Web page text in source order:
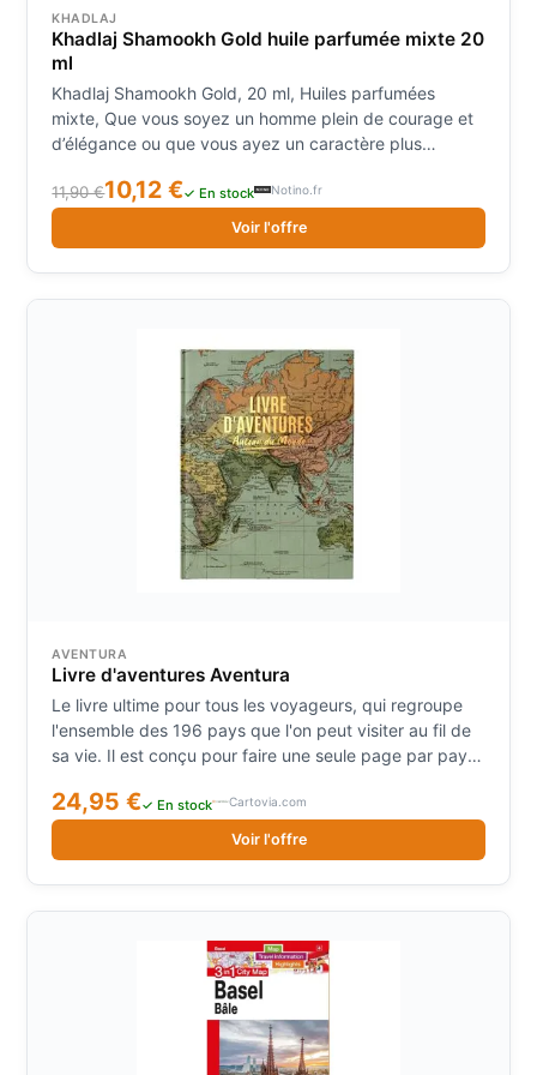
KHADLAJ
Khadlaj Shamookh Gold huile parfumée mixte 20
ml
Khadlaj Shamookh Gold, 20 ml, Huiles parfumées
mixte, Que vous soyez un homme plein de courage et
d’élégance ou que vous ayez un caractère plus
Shamookh Gold saura mettre en évidence ce que vous
souhaitez faire voir au monde qui vous entoure. parfum
floral parfum gourmand
11,90 €10,12 €✓ En stock Notino.fr
Voir l'offre
AVENTURA
Livre d'aventures Aventura
Le livre ultime pour tous les voyageurs, qui regroupe
l'ensemble des 196 pays que l'on peut visiter au fil de
sa vie. Il est conçu pour faire une seule page par pays.
entier, il est simple et idéal d'utilisation pour conserver
ses souvenirs et expériences de voyages vécus ! La
mémoire du voyageur en un seul endroit, le cadeau
parfait d'une grande qualité pour tous les amoureux de
voyages .
24,95 €✓ En stock Cartovia.com
Voir l'offre